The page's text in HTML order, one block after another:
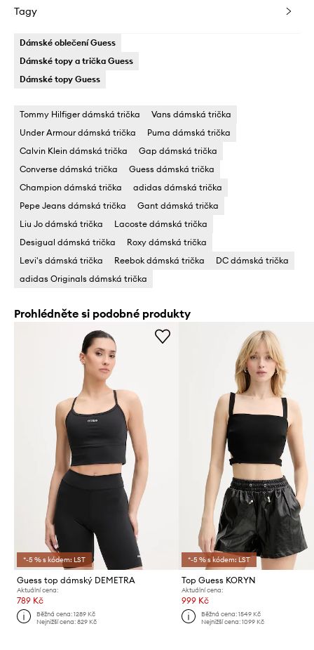
Tagy
Dámské oblečení Guess
Dámské topy a trička Guess
Dámské topy Guess
Tommy Hilfiger dámská trička
Vans dámská trička
Under Armour dámská trička
Puma dámská trička
Calvin Klein dámská trička
Gap dámská trička
Converse dámská trička
Guess dámská trička
Champion dámská trička
adidas dámská trička
Pepe Jeans dámská trička
Gant dámská trička
Liu Jo dámská trička
Lacoste dámská trička
Desigual dámská trička
Roxy dámská trička
Levi's dámská trička
Reebok dámská trička
DC dámská trička
adidas Originals dámská trička
Prohlédněte si podobné produkty
*-5 % s kódem: LST
Guess top dámský DEMETRA
Aktuální cena:
789 Kč
Běžná cena:1289 Kč
Nejnižší cena:829 Kč
*-5 % s kódem: LST
Top Guess KORYN
Aktuální cena:
999 Kč
Běžná cena: 1549 Kč
Nejnižší cena: 1099 Kč